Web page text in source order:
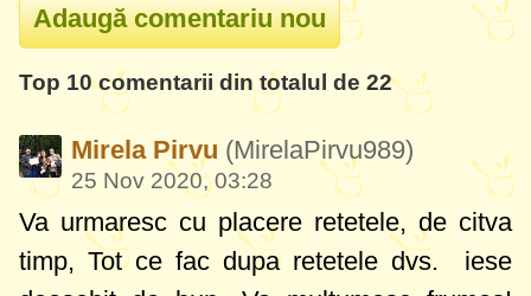
Top 10 comentarii din totalul de 22
Mirela Pirvu (MirelaPirvu989)
25 Nov 2020, 03:28
Va urmaresc cu placere retetele, de citva
timp, Tot ce fac dupa retetele dvs. iese